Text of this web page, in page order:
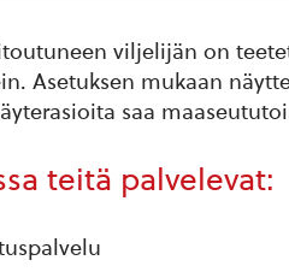
viljelijän on
Asetuksen mukaan
saa
teitä palvelevat: